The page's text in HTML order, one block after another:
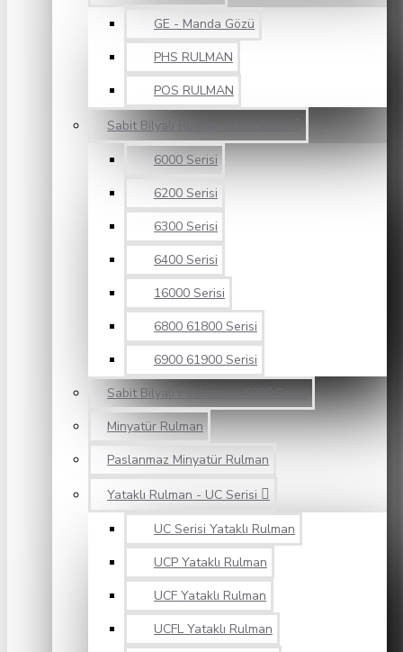
GE - Manda Gözü
PHS RULMAN
POS RULMAN
Sabit Bilyalı Rulman 6000 Serisi
6000 Serisi
6200 Serisi
6300 Serisi
6400 Serisi
16000 Serisi
6800 61800 Serisi
6900 61900 Serisi
Sabit Bilyalı Paslanmaz 6000 Serisi
Minyatür Rulman
Paslanmaz Minyatür Rulman
Yataklı Rulman - UC Serisi
UC Serisi Yataklı Rulman
UCP Yataklı Rulman
UCF Yataklı Rulman
UCFL Yataklı Rulman